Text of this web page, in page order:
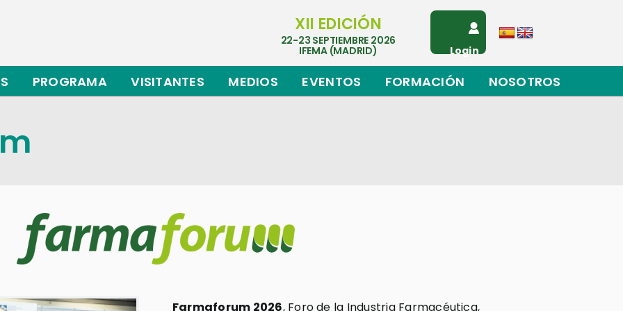
XII EDICIÓN
22-23 SEPTIEMBRE 2026
IFEMA (MADRID) Login
PROGRAMA VISITANTES MEDIOS EVENTOS FORMACIÓN NOSOTROS
Farmaforum 2026, Foro de la Industria Farmacéutica,